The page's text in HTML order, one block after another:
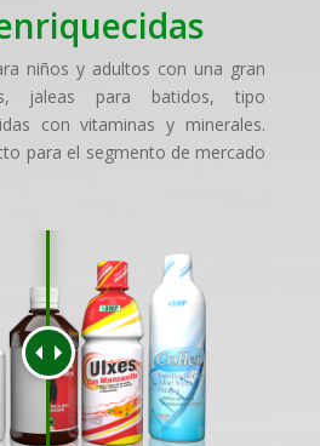
niños y adultos con una gran
jaleas para batidos, tipo
con vitaminas y minerales.
para el segmento de mercado